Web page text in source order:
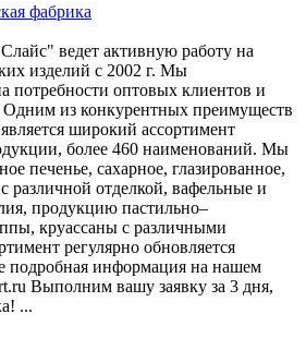
фабрика
ведет активную работу на
изделий с 2002 г. Мы
потребности оптовых клиентов и
Одним из конкурентных преимуществ
широкий ассортимент
более 460 наименований. Мы
печенье, сахарное, глазированное,
различной отделкой, вафельные и
продукцию пастильно–
круассаны с различными
регулярно обновляется
подробная информация на нашем
Выполним вашу заявку за 3 дня,
...